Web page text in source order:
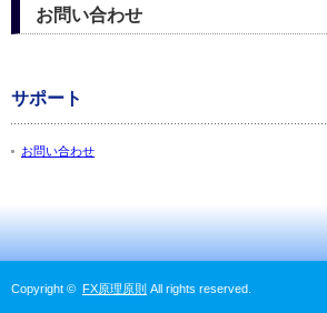
お問い合わせ
サポート
お問い合わせ
Copyright © FX原理原則 All rights reserved.